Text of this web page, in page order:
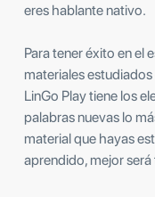
eres hablante nativo.
Para tener éxito en el
materiales
LinGo Play tiene los
palabras nuevas lo
material que hayas
aprendido, mejor